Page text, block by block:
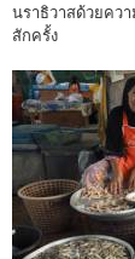
นราธิวาสด้วยคว
สักครั้ง